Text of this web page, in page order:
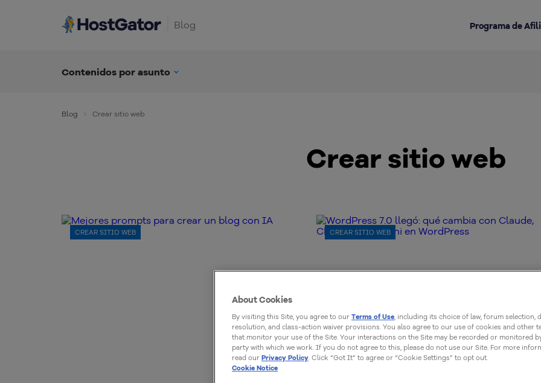
Blog Programa de
Contenidos por asunto
Blog Crear sitio web
Crear sitio web
CREAR SITIO WEB CREAR SITIO WEB
About Cookies
By visiting this Site, you agree to our Terms of Use, including its choice of law, forum selection,
resolution, and class-action waiver provisions. You also agree to our use of cookies and other
that monitor your use of the Site. Your interactions on the Site may be recorded or monitored
party with which we work. If you do not agree to this, please do not use our Site. For more
read our Privacy Policy. Click “Got It” to agree or “Cookie Settings” to opt out.
Cookie Notice